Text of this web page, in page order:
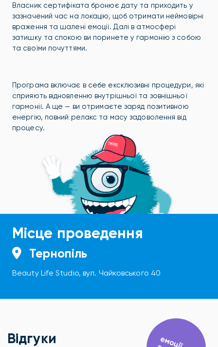
Власник сертифіката бронює дату та приходить у
зазначений час на локацію, щоб отримати неймовірні
враження та шалені емоції. Далі в атмосфері
затишку та спокою ви поринете у гармонію з собою
та своїми почуттями.
Програма включає в себе ексклюзивні процедури, які
сприяють відновленню внутрішньої та зовнішньої
гармонії. А ще — ви отримаєте заряд позитивною
енергію, повний релакс та масу задоволення від
процесу.
Місце проведення
Тернопіль
Beauty Life Studio, вул. Чайковського 40
Відгуки